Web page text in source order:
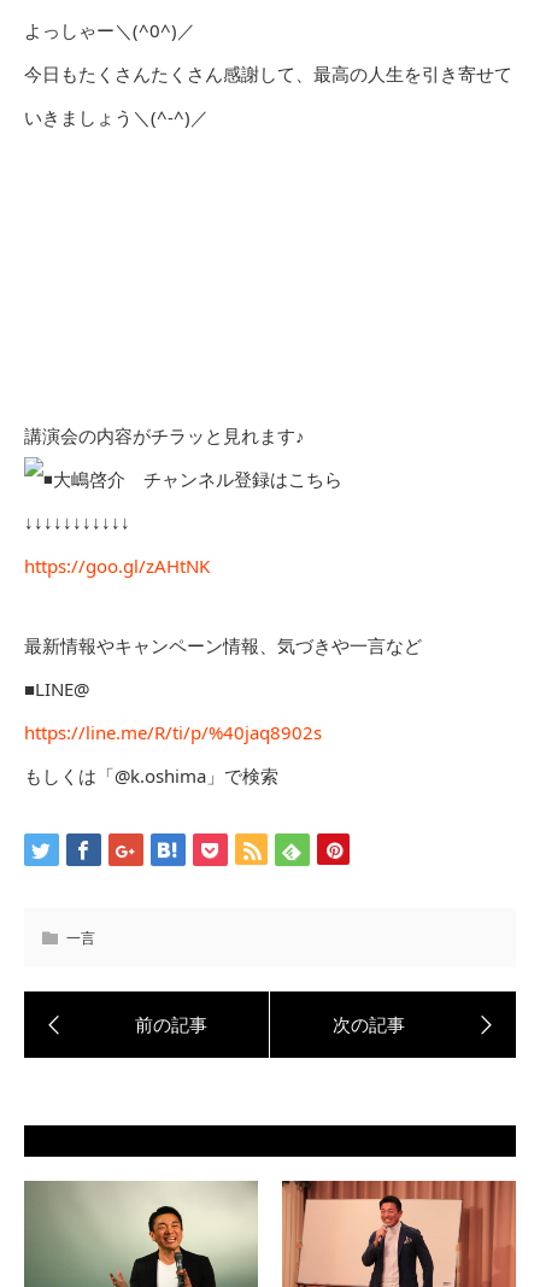
よっしゃー＼(^0^)／
今日もたくさんたくさん感謝して、最高の人生を引き寄せて
いきましょう＼(^-^)／
講演会の内容がチラッと見れます♪
大嶋啓介 チャンネル登録はこちら
↓↓↓↓↓↓↓↓↓↓↓
https://goo.gl/zAHtNK
最新情報やキャンペーン情報、気づきや一言など
■LINE@
https://line.me/R/ti/p/%40jaq8902s
もしくは「@k.oshima」で検索
一言